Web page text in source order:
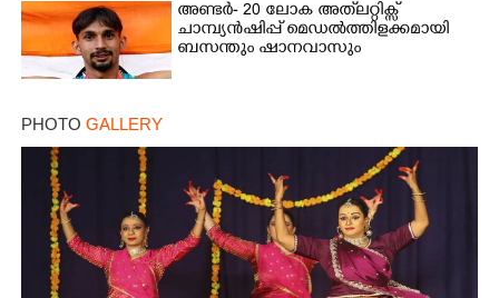
അണ്ടർ- 20 ലോക അത്‌ലറ്റിക്സ്
ചാമ്പ്യൻഷിപ്പ് മെഡൽത്തിളക്കമായി
ബസന്തും ഷാനവാസും
PHOTO GALLERY